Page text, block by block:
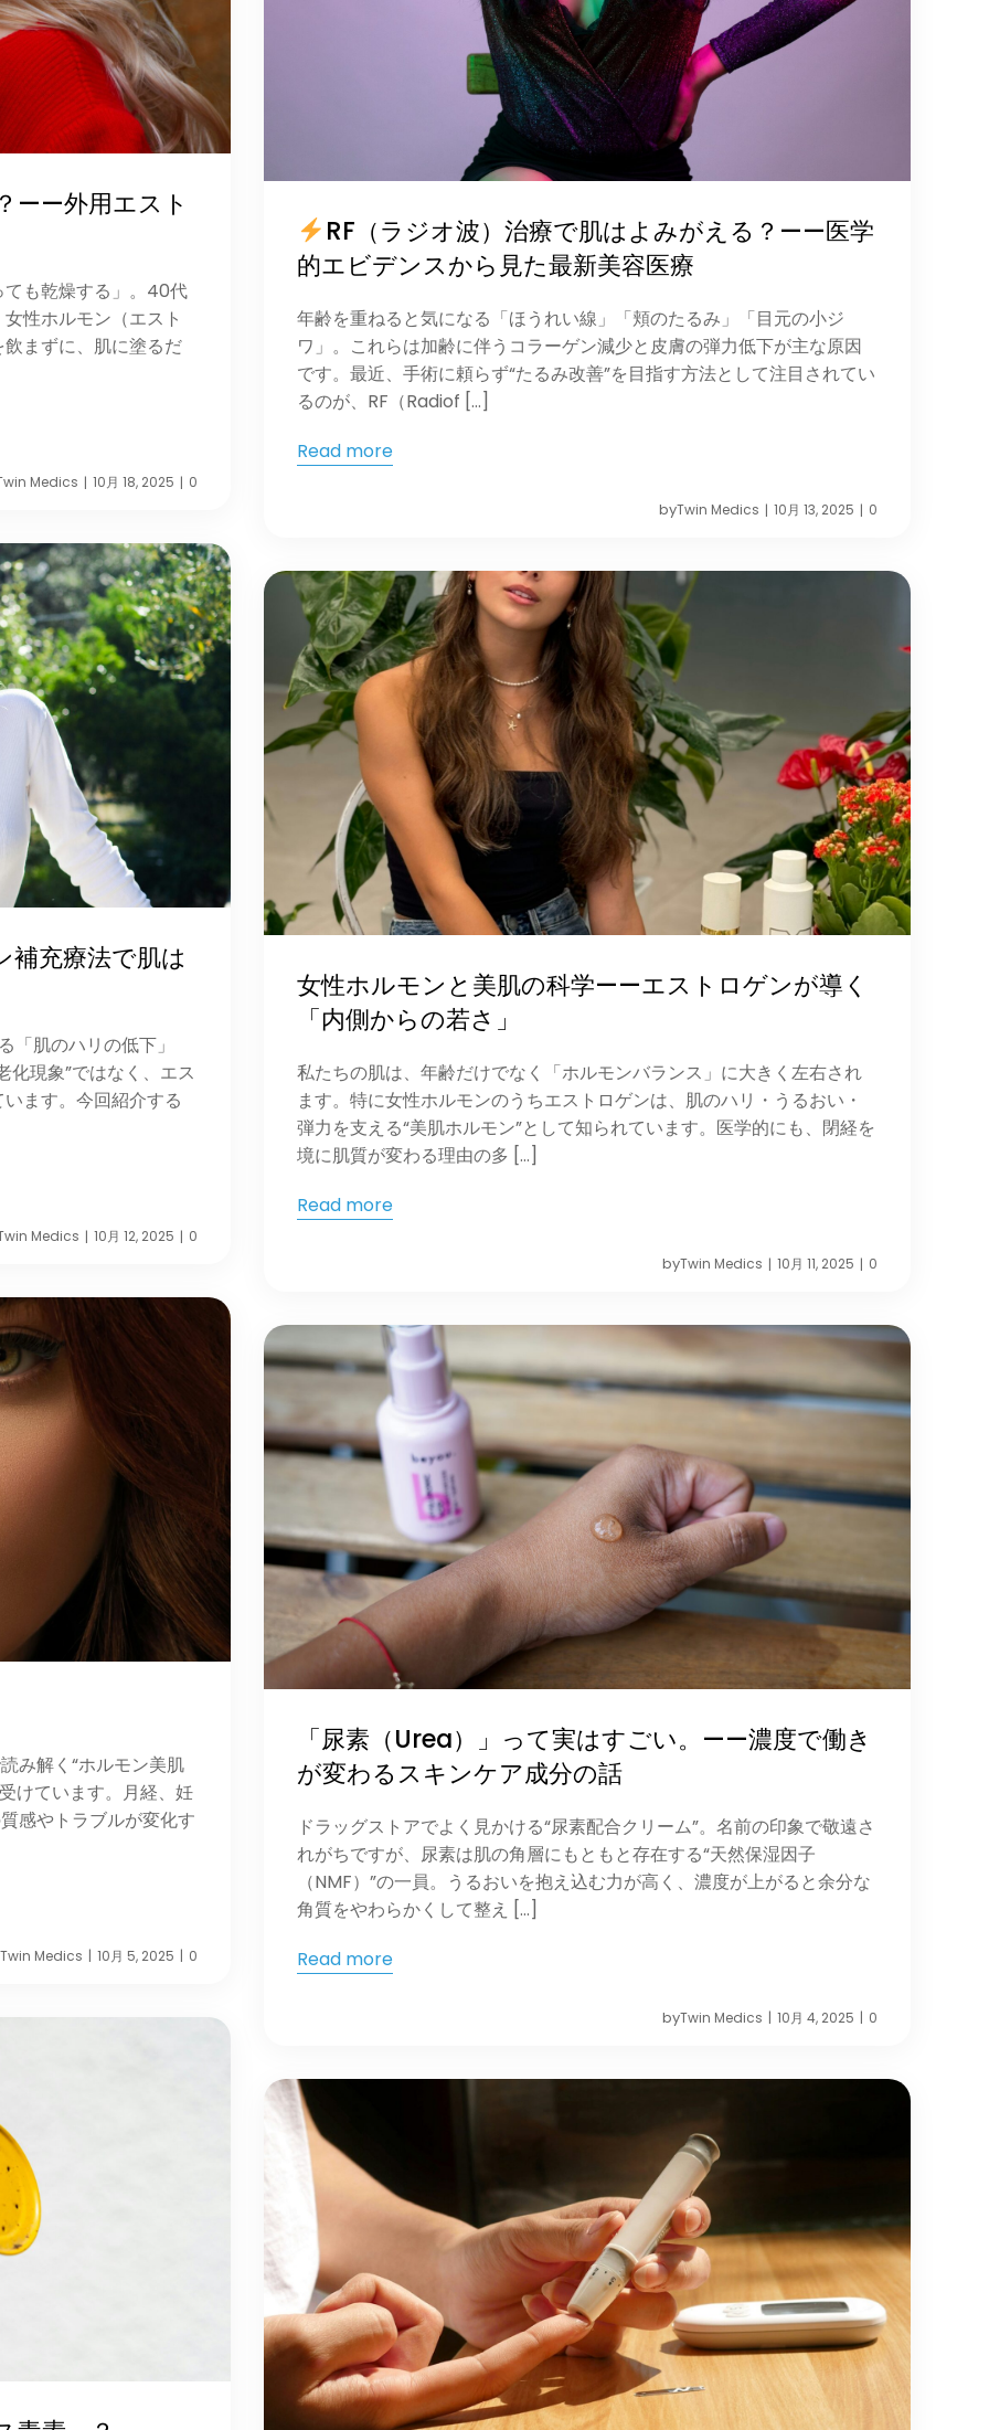
——外用エスト
も乾燥する」。40代
性ホルモン（エスト
まずに、肌に塗るだ
Medics | 10月 18, 2025 | 0
RF（ラジオ波）治療で肌はよみがえる？——医学
的エビデンスから見た最新美容医療
年齢を重ねると気になる「ほうれい線」「頬のたるみ」「目元の小ジ
ワ」。これらは加齢に伴うコラーゲン減少と皮膚の弾力低下が主な原因
です。最近、手術に頼らず“たるみ改善”を目指す方法として注目されてい
るのが、RF（Radiof […]
Read more
byTwin Medics | 10月 13, 2025 | 0
充療法で肌は
肌のハリの低下」
化現象”ではなく、エス
ます。今回紹介する
Medics | 10月 12, 2025 | 0
女性ホルモンと美肌の科学——エストロゲンが導く
「内側からの若さ」
私たちの肌は、年齢だけでなく「ホルモンバランス」に大きく左右され
ます。特に女性ホルモンのうちエストロゲンは、肌のハリ・うるおい・
弾力を支える“美肌ホルモン”として知られています。医学的にも、閉経を
境に肌質が変わる理由の多 […]
Read more
byTwin Medics | 10月 11, 2025 | 0
み解く“ホルモン美肌
けています。月経、妊
感やトラブルが変化す
Twin Medics | 10月 5, 2025 | 0
「尿素（Urea）」って実はすごい。——濃度で働き
が変わるスキンケア成分の話
ドラッグストアでよく見かける“尿素配合クリーム”。名前の印象で敬遠さ
れがちですが、尿素は肌の角層にもともと存在する“天然保湿因子
（NMF）”の一員。うるおいを抱え込む力が高く、濃度が上がると余分な
角質をやわらかくして整え […]
Read more
byTwin Medics | 10月 4, 2025 | 0